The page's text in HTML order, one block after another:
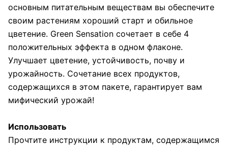
основным питательным веществам вы обеспечите
своим растениям хороший старт и обильное
цветение. Green Sensation сочетает в себе 4
положительных эффекта в одном флаконе.
Улучшает цветение, устойчивость, почву и
урожайность. Сочетание всех продуктов,
содержащихся в этом пакете, гарантирует вам
мифический урожай!
Использовать
Прочтите инструкции к продуктам, содержащимся